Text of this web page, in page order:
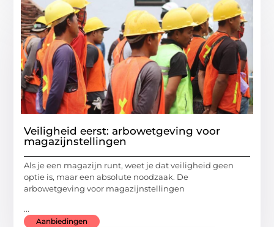
Veiligheid eerst: arbowetgeving voor
magazijnstellingen
Als je een magazijn runt, weet je dat veiligheid geen
optie is, maar een absolute noodzaak. De
arbowetgeving voor magazijnstellingen
...
Aanbiedingen